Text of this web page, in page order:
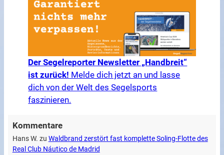
Der Segelreporter Newsletter „Handbreit“
ist zurück! Melde dich jetzt an und lasse
dich von der Welt des Segelsports
faszinieren.
Kommentare
Hans W. zu Waldbrand zerstört fast komplette Soling-Flotte des
Real Club Náutico de Madrid